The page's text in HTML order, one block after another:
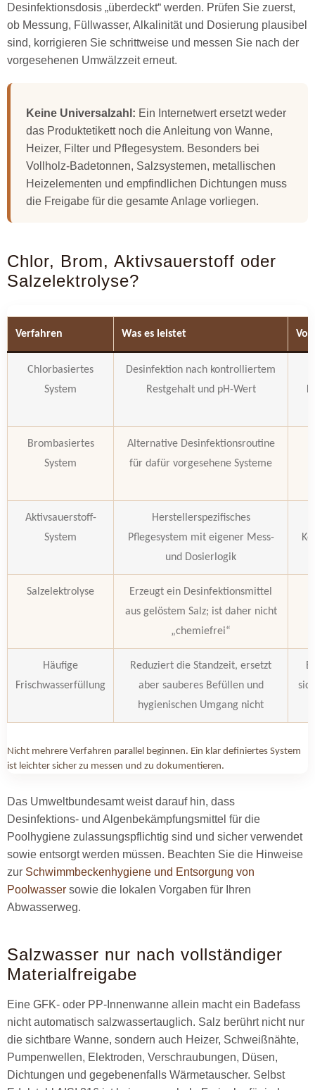
Desinfektionsdosis „überdeckt“ werden. Prüfen Sie zuerst,
ob Messung, Füllwasser, Alkalinität und Dosierung plausibel
sind, korrigieren Sie schrittweise und messen Sie nach der
vorgesehenen Umwälzzeit erneut.
Keine Universalzahl: Ein Internetwert ersetzt weder
das Produktetikett noch die Anleitung von Wanne,
Heizer, Filter und Pflegesystem. Besonders bei
Vollholz-Badetonnen, Salzsystemen, metallischen
Heizelementen und empfindlichen Dichtungen muss
die Freigabe für die gesamte Anlage vorliegen.
Chlor, Brom, Aktivsauerstoff oder
Salzelektrolyse?
Verfahren Was es leistet Vor
Chlorbasiertes
System
Desinfektion nach kontrolliertem
Restgehalt und pH-Wert
Brombasiertes
System
Alternative Desinfektionsroutine
für dafür vorgesehene Systeme
Aktivsauerstoff-
System
Herstellerspezifisches
Pflegesystem mit eigener Mess-
und Dosierlogik
Salzelektrolyse
Erzeugt ein Desinfektionsmittel
aus gelöstem Salz; ist daher nicht
„chemiefrei“
Häufige
Frischwasserfüllung
Reduziert die Standzeit, ersetzt
aber sauberes Befüllen und
hygienischen Umgang nicht
Nicht mehrere Verfahren parallel beginnen. Ein klar definiertes System
ist leichter sicher zu messen und zu dokumentieren.
Das Umweltbundesamt weist darauf hin, dass
Desinfektions- und Algenbekämpfungsmittel für die
Poolhygiene zulassungspflichtig sind und sicher verwendet
sowie entsorgt werden müssen. Beachten Sie die Hinweise
zur Schwimmbeckenhygiene und Entsorgung von
Poolwasser sowie die lokalen Vorgaben für Ihren
Abwasserweg.
Salzwasser nur nach vollständiger
Materialfreigabe
Eine GFK- oder PP-Innenwanne allein macht ein Badefass
nicht automatisch salzwassertauglich. Salz berührt nicht nur
die sichtbare Wanne, sondern auch Heizer, Schweißnähte,
Pumpenwellen, Elektroden, Verschraubungen, Düsen,
Dichtungen und gegebenenfalls Wärmetauscher. Selbst